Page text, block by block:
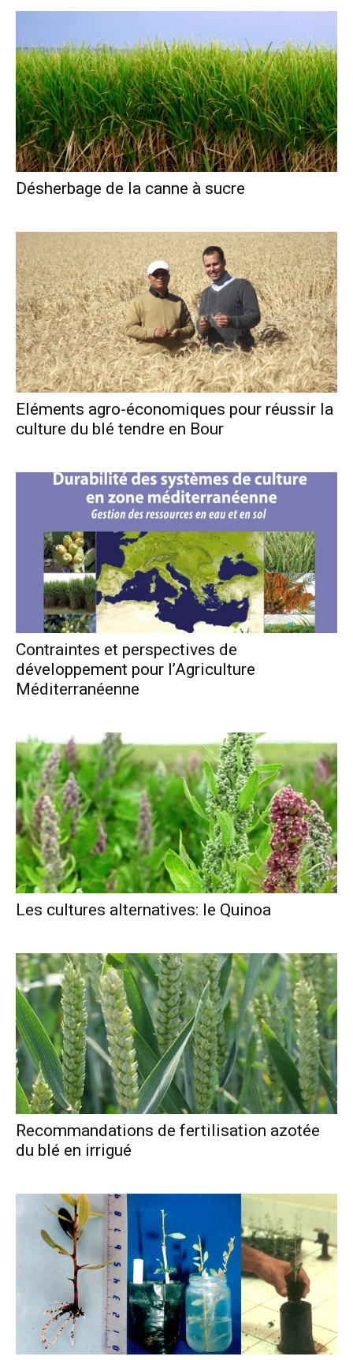
Désherbage de la canne à sucre
Eléments agro-économiques pour réussir la
culture du blé tendre en Bour
Contraintes et perspectives de
développement pour l’Agriculture
Méditerranéenne
Les cultures alternatives: le Quinoa
Recommandations de fertilisation azotée
du blé en irrigué